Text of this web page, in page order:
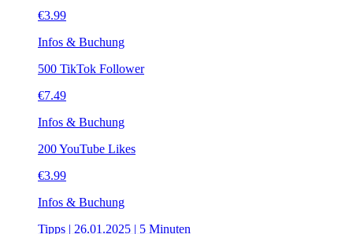
€3.99
Infos & Buchung
500 TikTok Follower
€7.49
Infos & Buchung
200 YouTube Likes
€3.99
Infos & Buchung
Tipps | 26.01.2025 | 5 Minuten